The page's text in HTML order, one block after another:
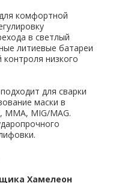
комфортной
в светлый
литиевые батареи
низкого
для сварки
маски в
MMA, MIG/MAG.
Хамелеон